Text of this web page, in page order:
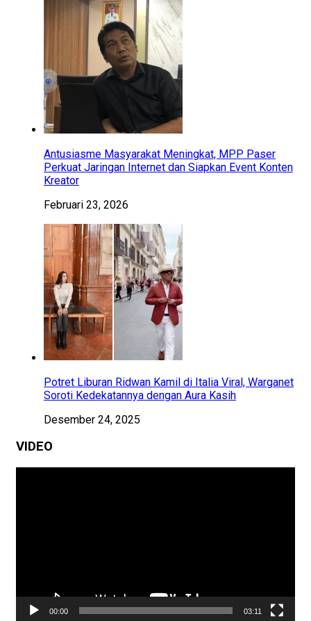
Antusiasme Masyarakat Meningkat, MPP Paser
Perkuat Jaringan Internet dan Siapkan Event Konten
Kreator
Februari 23, 2026
Potret Liburan Ridwan Kamil di Italia Viral, Warganet
Soroti Kedekatannya dengan Aura Kasih
Desember 24, 2025
VIDEO
00:00 03:11